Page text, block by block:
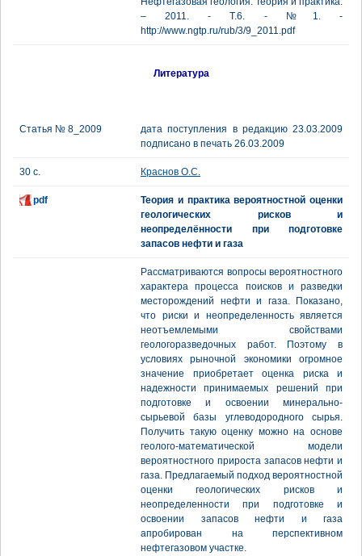
– 2011. - Т.6. - №1. -
http://www.ngtp.ru/rub/3/9_2011.pdf
Литература
Статья № 8_2009
дата поступления в редакцию 23.03.2009
подписано в печать 26.03.2009
30 с. Краснов О.С.
pdf
Теория и практика вероятностной оценки
геологических рисков и
неопределённости при подготовке
запасов нефти и газа
Рассматриваются вопросы вероятностного
характера процесса поисков и разведки
месторождений нефти и газа. Показано,
что риски и неопределенность является
неотъемлемыми свойствами
геологоразведочных работ. Поэтому в
условиях рыночной экономики огромное
значение приобретает оценка риска и
надежности принимаемых решений при
подготовке и освоении минерально-
сырьевой базы углеводородного сырья.
Получить такую оценку можно на основе
геолого-математической модели
вероятностного прироста запасов нефти и
газа. Предлагаемый подход вероятностной
оценки геологических рисков и
неопределенности при подготовке и
освоении запасов нефти и газа
апробирован на перспективном
нефтегазовом участке.